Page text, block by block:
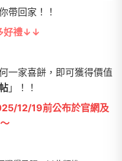
帶回家！！
好禮↓↓
一家喜餅，即可獲得價值
」！！
12/19前公布於官網及